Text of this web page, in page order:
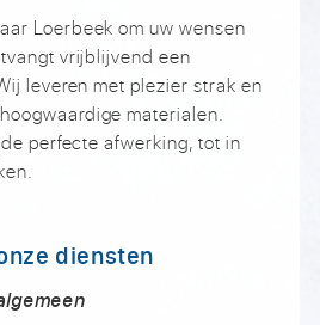
Loerbeek om uw wensen
vrijblijvend een
leveren met plezier strak en
materialen.
perfecte afwerking, tot in
diensten